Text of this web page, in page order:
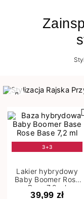
3+3
Lakier hybrydowy
Baby Boomer Rose
Base 7,2 ml
39,99 zł